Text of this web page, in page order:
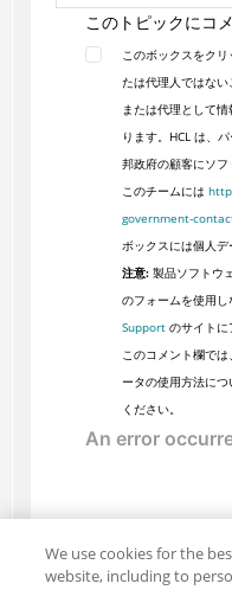
このトピックにコ
このボックスをク
たは代理人ではな
または代理として
ります。HCL は、
邦政府の顧客にソフ
このチームには
government-
ボックスには個人デ
注意:製品ソフトウ
のフォームを使用し
Supportのサイトに
このコメント欄で
ータの使用方法につ
ください。
We use cookies for the
website, including to